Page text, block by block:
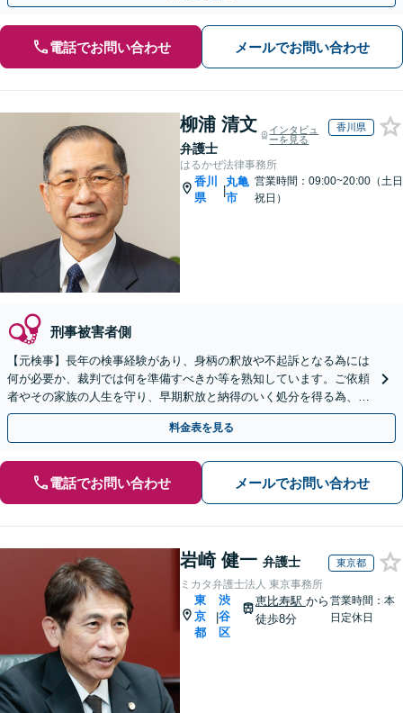
電話でお問い合わせ メールでお問い合わせ
柳浦 清文
弁護士
インタビュ
ーを見る
香川県
はるかぜ法律事務所
香川
県
|
丸亀
市
営業時間：09:00~20:00（土日
祝日）
刑事被害者側
【元検事】長年の検事経験があり、身柄の釈放や不起訴となる為には
何が必要か、裁判では何を準備すべきか等を熟知しています。ご依頼
者やその家族の人生を守り、早期釈放と納得のいく処分を得る為、こ
れまでの経験と知見を最大限に生かし、真摯に弁護します。
料金表を見る
電話でお問い合わせ メールでお問い合わせ
岩崎 健一 弁護士 東京都
ミカタ弁護士法人 東京事務所
東
京
都
|
渋
谷
区
恵比寿駅 から
徒歩8分
営業時間：本
日定休日